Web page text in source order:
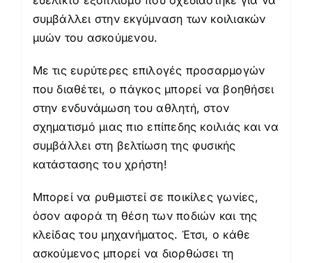
συμβάλλει στην εκγύμναση των κοιλιακών
μυών του ασκούμενου.
Με τις ευρύτερες επιλογές προσαρμογών
που διαθέτει, ο πάγκος μπορεί να βοηθήσει
στην ενδυνάμωση του αθλητή, στον
σχηματισμό μιας πιο επίπεδης κοιλιάς και να
συμβάλλει στη βελτίωση της φυσικής
κατάστασης του χρήστη!
Μπορεί να ρυθμιστεί σε ποικίλες γωνίες,
όσον αφορά τη θέση των ποδιών και της
κλείδας του μηχανήματος. Έτσι, ο κάθε
ασκούμενος μπορεί να διορθώσει τη